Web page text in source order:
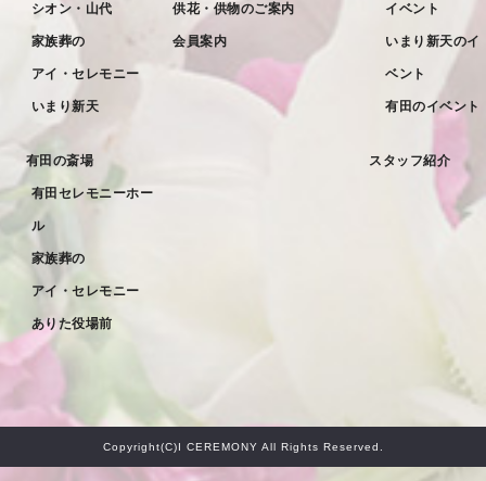
2022年1月
2021年11月
2021年10月
2021年9月
2021年8月
2021年7月
2021年5月
シオン・山代
家族葬の
アイ・セレモニー
いまり新天
有田の斎場
有田セレモニーホー
ル
家族葬の
アイ・セレモニー
ありた役場前
供花・供物のご案内
会員案内
イベント
いまり新天のイ
ベント
有田のイベント
スタッフ紹介
Copyright(C)I CEREMONY All Rights Reserved.